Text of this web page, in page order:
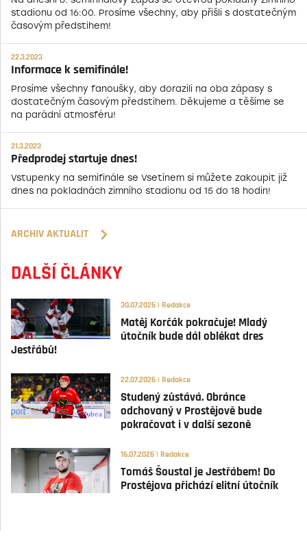
stadionu od 16:00. Prosíme všechny, aby přišli s dostatečným
časovým předstihem!
22.3.2023
Informace k semifinále!
Prosíme všechny fanoušky, aby dorazili na oba zápasy s
dostatečným časovým předstihem. Děkujeme a těšíme se
na parádní atmosféru!
21.3.2023
Předprodej startuje dnes!
Vstupenky na semifinále se Vsetínem si můžete zakoupit již
dnes na pokladnách zimního stadionu od 15 do 18 hodin!
ARCHIV AKTUALIT
DALŠÍ ČLÁNKY
30.07.2026 | Redakce
Matěj Korčák pokračuje! Mladý
útočník bude dál oblékat dres
Jestřábů!
22.07.2026 | Redakce
Studený zůstává. Obránce
odchovaný v Prostějově bude
pokračovat i v další sezoně
16.07.2026 | Redakce
Tomáš Šoustal je Jestřábem! Do
Prostějova přichází elitní útočník